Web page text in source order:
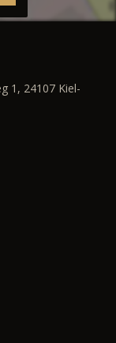
1, 24107 Kiel-